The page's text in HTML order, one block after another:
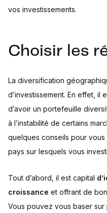
vos investissements.
Choisir les
La diversification
d’investissement. En effet, il
d’avoir un portefeuille
à l’instabilité de certains
quelques conseils pour
pays sur lesquels vous
Tout d’abord, il est capital
croissance et offrant de
Vous pouvez vous baser